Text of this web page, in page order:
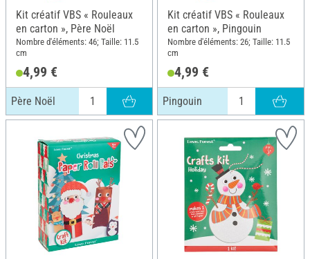
Kit créatif VBS « Rouleaux
en carton », Père Noël
Nombre d'éléments: 46; Taille: 11.5
cm
4,99 €
Père Noël
Kit créatif VBS « Rouleaux
en carton », Pingouin
Nombre d'éléments: 26; Taille: 11.5
cm
4,99 €
Pingouin